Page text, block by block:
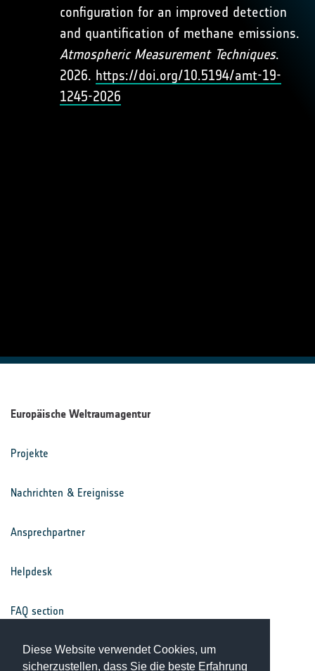
Diese Website verwendet Cookies, um
sicherzustellen, dass Sie die beste Erfahrung
configuration for an improved detection
and quantification of methane emissions.
Atmospheric Measurement Techniques.
2026. https://doi.org/10.5194/amt-19-
1245-2026
Europäische Weltraumagentur
Projekte
Nachrichten & Ereignisse
Ansprechpartner
Helpdesk
FAQ section
Nutzungsbedingungen